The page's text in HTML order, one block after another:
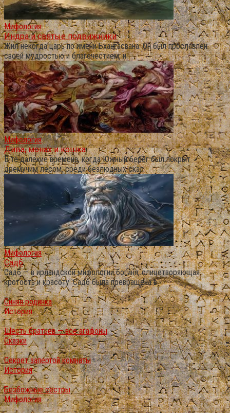
Мифология
Индра и святые подвижники
Жил некогда царь по имени Бхангасвана. Он был прославлен
своей мудростью и благочестием, и
Мифология
Дива, монах и кошка
В те далекие времена, когда Южный берег был покрыт
дремучим лесом, среди безлюдных скал
Мифология
Садб
Садб — в ирландской мифологии богиня, олицетворяющая
кротость и красоту. Садб была превращена в
Синяя родинка
История
Шесть братьев — все агафоны
Сказки
Секрет запертой комнаты
История
Безбожные сестры
Мифология